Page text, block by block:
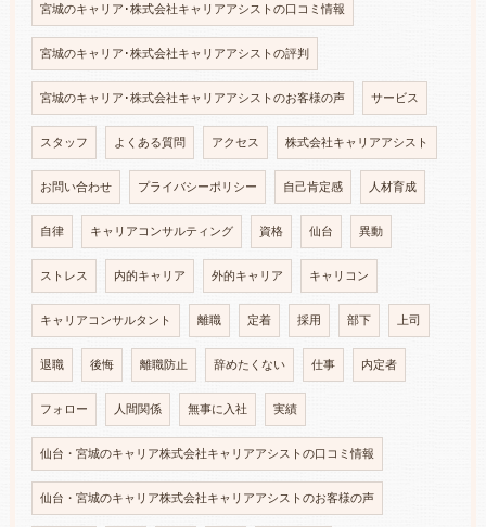
宮城のキャリア･株式会社キャリアアシストの口コミ情報
宮城のキャリア･株式会社キャリアアシストの評判
宮城のキャリア･株式会社キャリアアシストのお客様の声 サービス
スタッフ よくある質問 アクセス 株式会社キャリアアシスト
お問い合わせ プライバシーポリシー 自己肯定感 人材育成
自律 キャリアコンサルティング 資格 仙台 異動
ストレス 内的キャリア 外的キャリア キャリコン
キャリアコンサルタント 離職 定着 採用 部下 上司
退職 後悔 離職防止 辞めたくない 仕事 内定者
フォロー 人間関係 無事に入社 実績
仙台・宮城のキャリア株式会社キャリアアシストの口コミ情報
仙台・宮城のキャリア株式会社キャリアアシストのお客様の声